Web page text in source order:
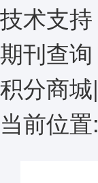
技术支持
期刊查询
积分商城|
当前位置: